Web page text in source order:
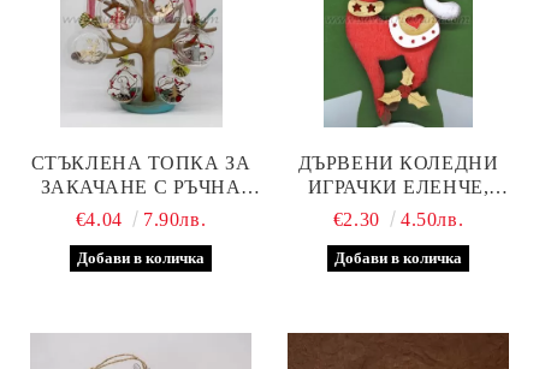
СТЪКЛЕНА ТОПКА ЗА
ЗАКАЧАНЕ С РЪЧНА
ДЕКОРАЦИЯ, ГОЛЯМА
€4.04 7.90лв.
ДЪРВЕНИ КОЛЕДНИ
ИГРАЧКИ ЕЛЕНЧЕ,
МОДЕЛ ТРИ
€2.30 4.50лв.